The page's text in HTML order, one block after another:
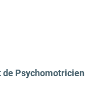
de Psychomotricien